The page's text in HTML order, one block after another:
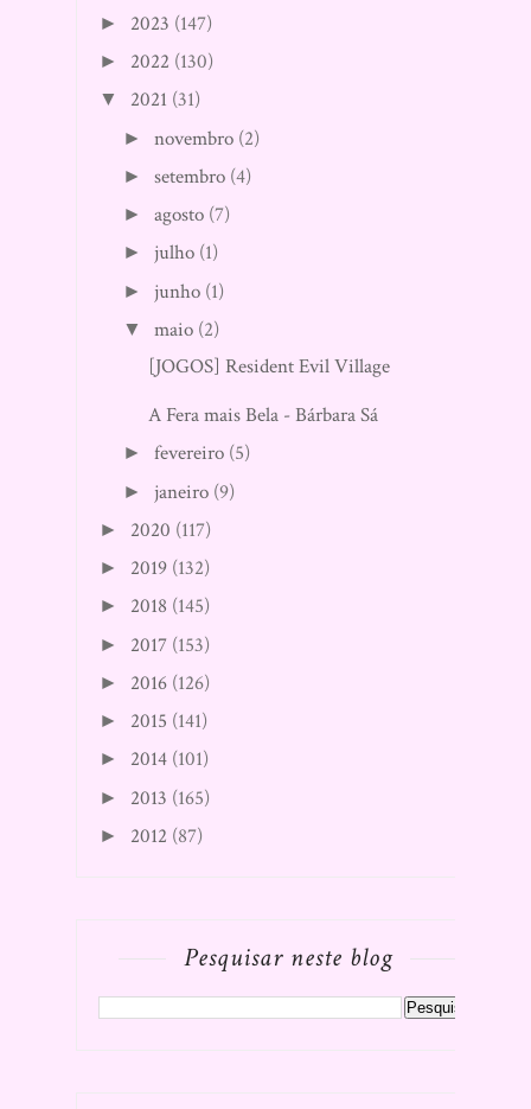
► 2023 (147)
► 2022 (130)
▼ 2021 (31)
►novembro (2)
►setembro (4)
►agosto (7)
► julho (1)
► junho (1)
▼ maio (2)
[JOGOS] Resident Evil Village
A Fera mais Bela - Bárbara Sá
►fevereiro (5)
► janeiro (9)
► 2020 (117)
► 2019 (132)
► 2018 (145)
► 2017 (153)
► 2016 (126)
► 2015 (141)
► 2014 (101)
► 2013 (165)
► 2012 (87)
Pesquisar neste blog